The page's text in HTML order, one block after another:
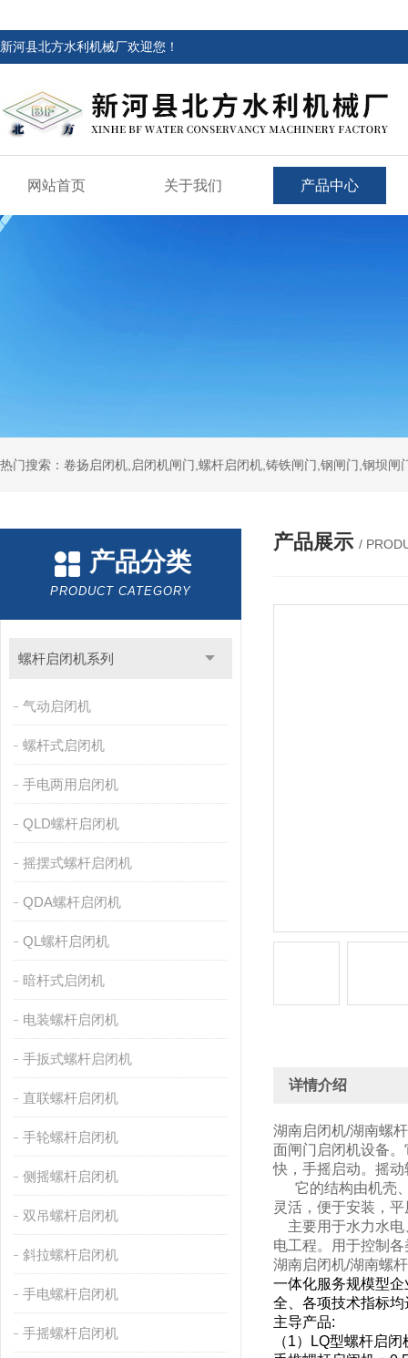
新河县北方水利机械厂欢迎您！
网站首页 关于我们 产品中心
热门搜索：卷扬启闭机,启闭机闸门,螺杆启闭机,铸铁闸门,钢闸门,钢坝
产品分类
PRODUCT CATEGORY
螺杆启闭机系列
气动启闭机
螺杆式启闭机
手电两用启闭机
QLD螺杆启闭机
摇摆式螺杆启闭机
QDA螺杆启闭机
QL螺杆启闭机
暗杆式启闭机
电装螺杆启闭机
手扳式螺杆启闭机
直联螺杆启闭机
手轮螺杆启闭机
侧摇螺杆启闭机
双吊螺杆启闭机
斜拉螺杆启闭机
手电螺杆启闭机
手摇螺杆启闭机
产品展示 /
详情介绍
湖南启闭机/湖南螺
面闸门启闭机设备
快，手摇启动。摇
它的结构由机壳、
灵活，便于安装，
主要用于水力水电
电工程。用于控制
湖南启闭机/湖南螺
一体化服务规模型
全、各项技术指标
主导产品:
（1） LQ型螺杆启闭